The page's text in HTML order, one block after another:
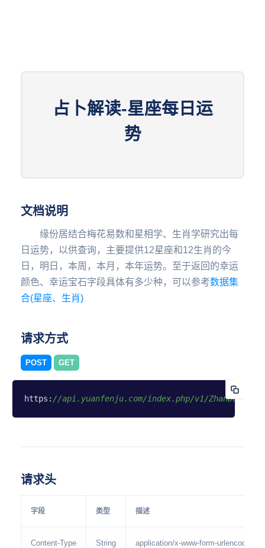
占卜解读-星座每日运
势
文档说明
缘份居结合梅花易数和星相学、生肖学研究出每
日运势，以供查询，主要提供12星座和12生肖的今
日，明日，本周，本月，本年运势。至于返回的幸运
颜色、幸运宝石字段具体有多少种，可以参考数据集
合(星座、生肖)
请求方式
POST GET
https: //api.yuanfenju.com/index.php/v1/Zhanbu/
请求头
字段 类型 描述
Content-Type String application/x-www-form-urlencoded